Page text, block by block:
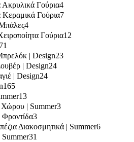
Ακρυλικά Γούρια4
Κεραμικά Γούρια7
4
Γούρια12
71
| Design23
| Design24
| Design24
165
13
| Summer3
3
Διακοσμητικά | Summer6
31